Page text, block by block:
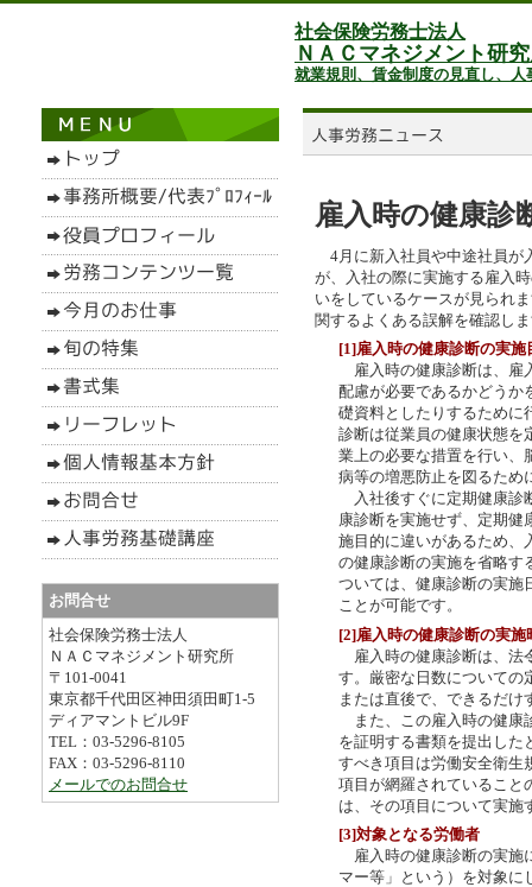
社会保険労務士法人
ＮＡＣマネジメント研
就業規則、賃金制度の見直し、
雇入時の健康診
4月に新入社員や中途社員が
が、入社の際に実施する雇入
いをしているケースが見られ
関するよくある誤解を確認し
[1]雇入時の健康診断の実施
雇入時の健康診断は、雇
配慮が必要であるかどうか
礎資料としたりするために
診断は従業員の健康状態を
業上の必要な措置を行い、
病等の増悪防止を図るため
入社後すぐに定期健康診
康診断を実施せず、定期健
施目的に違いがあるため、
の健康診断の実施を省略す
ついては、健康診断の実施
ことが可能です。
[2]雇入時の健康診断の実施
雇入時の健康診断は、法
す。厳密な日数についての
または直後で、できるだ
また、この雇入時の健康
を証明する書類を提出した
すべき項目は労働安全衛生
項目が網羅されていること
は、その項目について実施
[3]対象となる労働者
雇入時の健康診断の実施
マー等」という）を対象に
お問合せ
社会保険労務士法人
ＮＡＣマネジメント研究所
〒101-0041
東京都千代田区神田須田町1-5
ディアマントビル9F
TEL：03-5296-8105
FAX：03-5296-8110
メールでのお問合せ